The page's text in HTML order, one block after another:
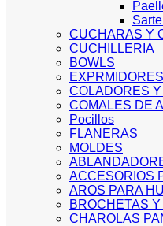
CUCHARAS Y
CUCHILLERIA
BOWLS
COLADORES
COMALES DE
Pocillos
FLANERAS
MOLDES
ACCESORIOS
AROS PARA
BROCHETAS
CHAROLAS